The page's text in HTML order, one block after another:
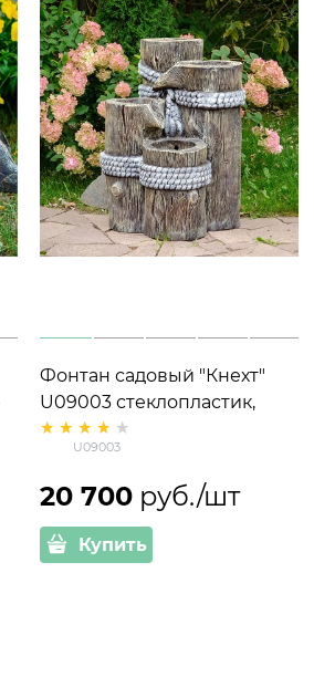
Фонтан садовый "Кнехт"
U09003 стеклопластик,
высота 90 см
U09003
20 700 руб./шт
Купить